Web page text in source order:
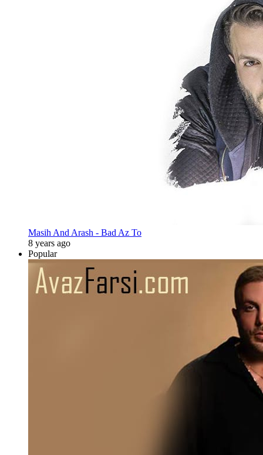
Masih And Arash - Bad Az To
8 years ago
Popular